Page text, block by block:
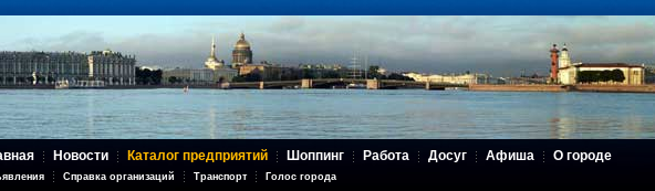
Новости Каталог предприятий Шоппинг Работа Досуг Афиша О городе
Справка организаций Транспорт Голос города